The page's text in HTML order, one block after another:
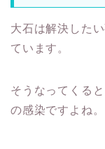
大石は解決した
ています。
そうなってくる
の感染ですよね。